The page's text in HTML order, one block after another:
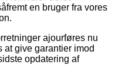
en bruger fra vores
ajourføres nu
at give garantier imod
opdatering af